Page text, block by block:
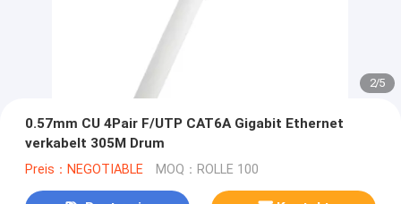
2/5
0.57mm CU 4Pair F/UTP CAT6A Gigabit Ethernet
verkabelt 305M Drum
Preis：NEGOTIABLE MOQ：ROLLE 100